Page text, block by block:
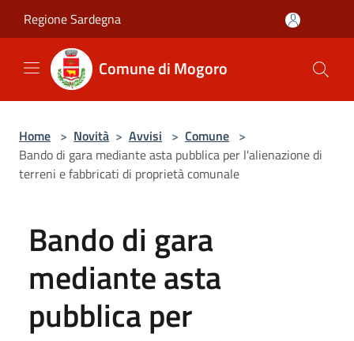
Regione Sardegna
Comune di Mogoro
Home > Novità > Avvisi > Comune >
Bando di gara mediante asta pubblica per l'alienazione di
terreni e fabbricati di proprietà comunale
Bando di gara
mediante asta
pubblica per